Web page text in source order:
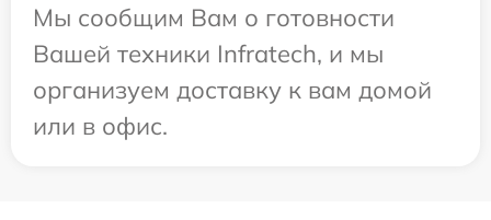
Мы сообщим Вам о готовности
Вашей техники Infratech, и мы
организуем доставку к вам домой
или в офис.